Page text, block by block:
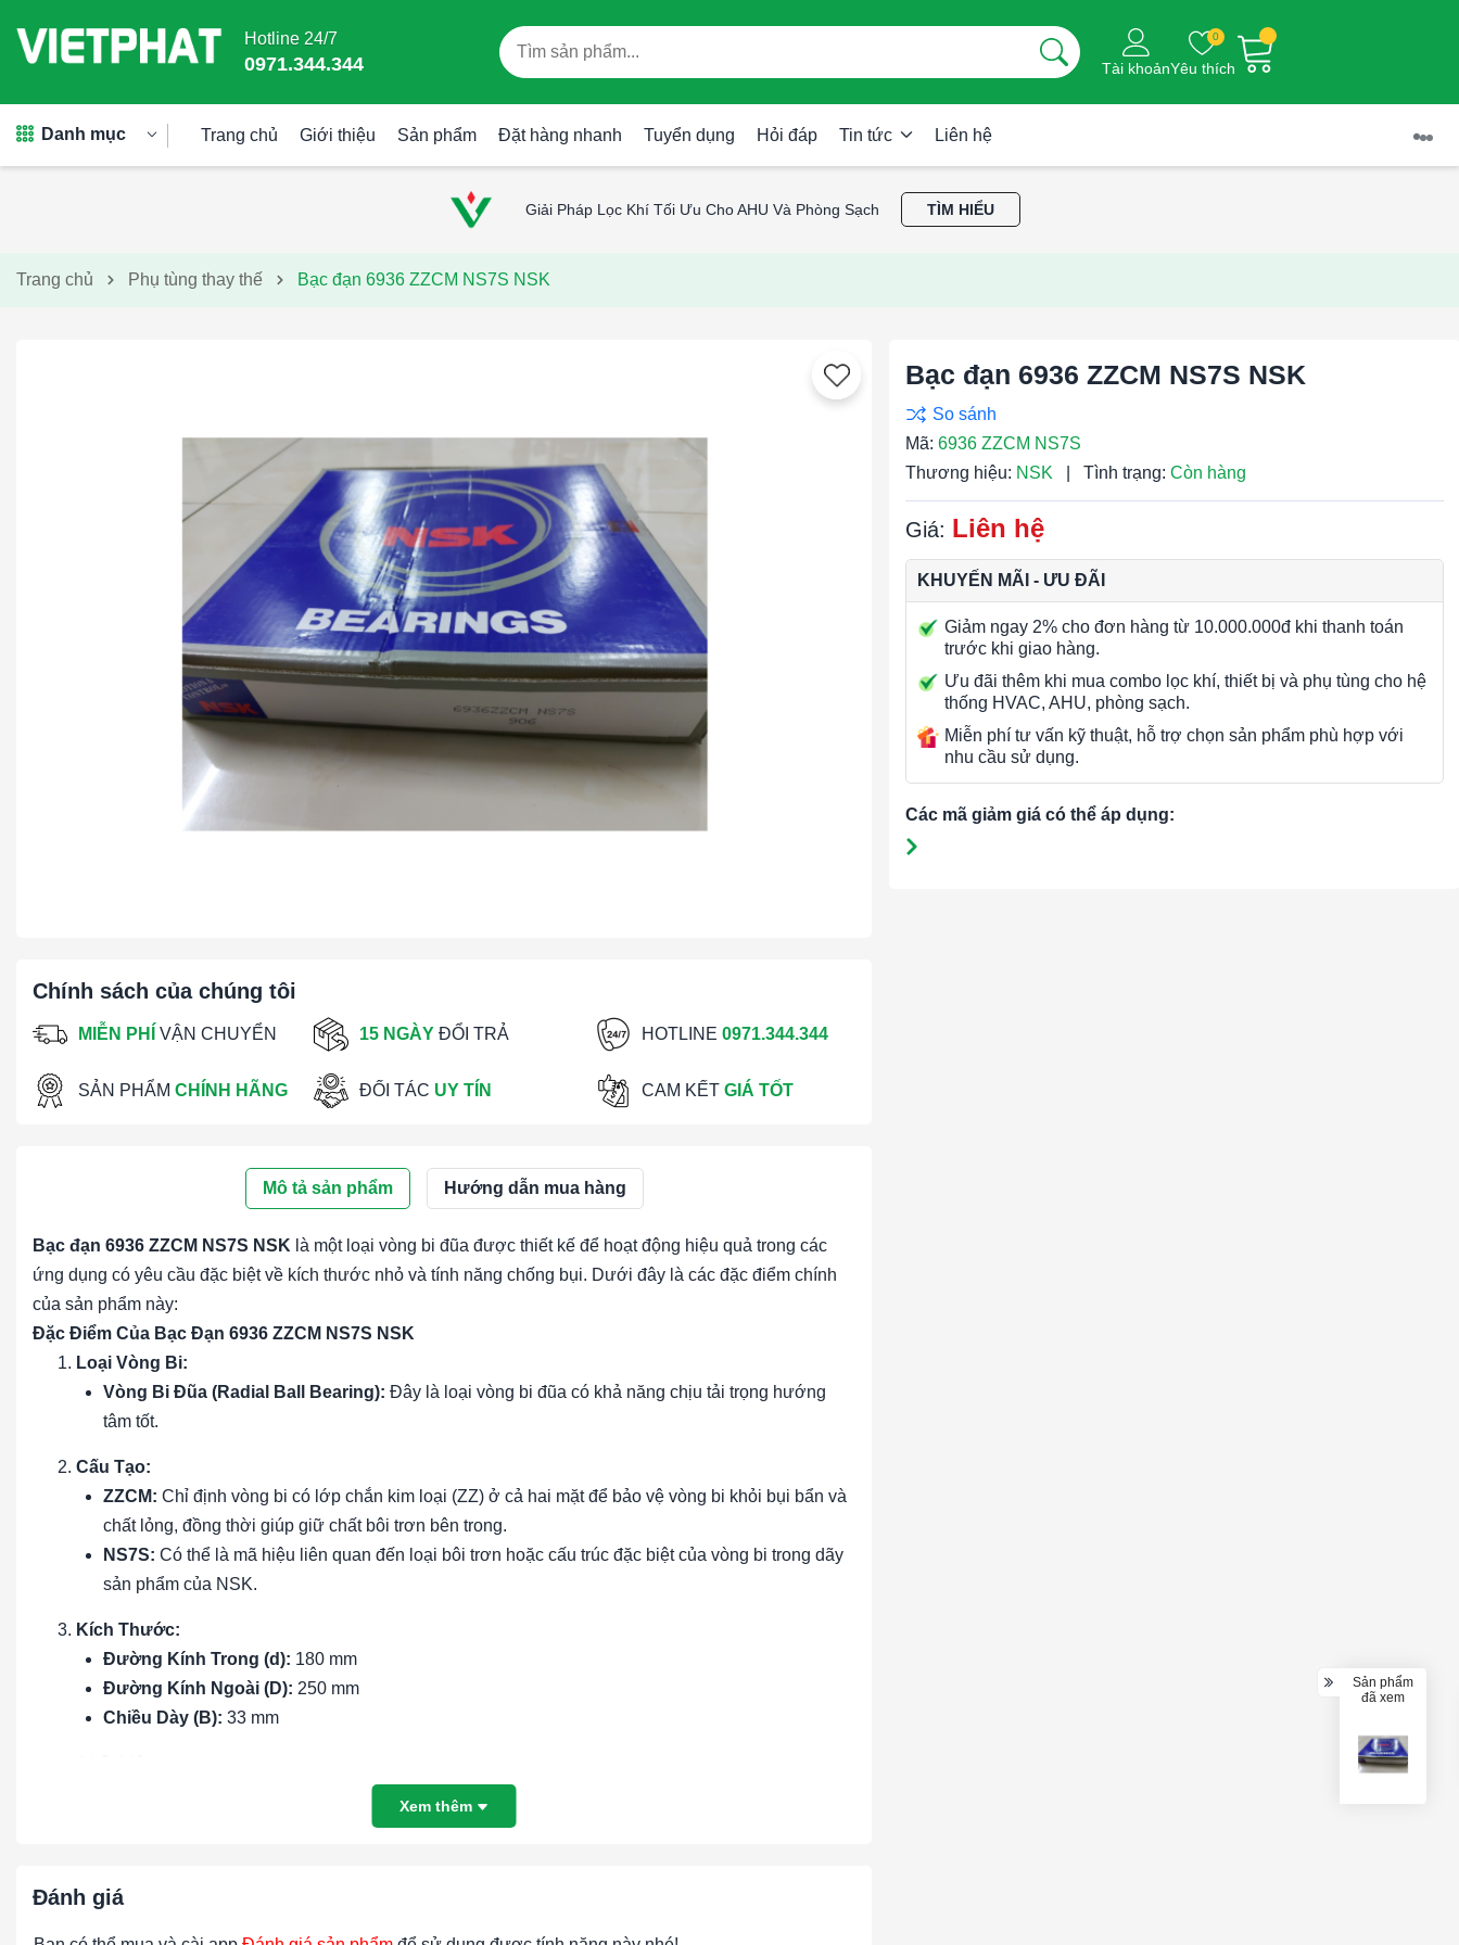
Hotline 24/7
0971.344.344 Tài khoản
0
Yêu thích
Danh mục Trang chủ Giới thiệu Sản phẩm Đặt hàng nhanh Tuyển dụng Hỏi đáp Tin tức Liên hệ
Giải Pháp Lọc Khí Tối Ưu Cho AHU Và Phòng Sạch TÌM HIỂU
Trang chủ Phụ tùng thay thế Bạc đạn 6936 ZZCM NS7S NSK
Chính sách của chúng tôi
MIỄN PHÍ VẬN CHUYỂN 15 NGÀY ĐỔI TRẢ HOTLINE 0971.344.344
SẢN PHẨM CHÍNH HÃNG ĐỐI TÁC UY TÍN CAM KẾT GIÁ TỐT
Mô tả sản phẩm Hướng dẫn mua hàng
Bạc đạn 6936 ZZCM NS7S NSK là một loại vòng bi đũa được thiết kế để hoạt động hiệu quả trong các
ứng dụng có yêu cầu đặc biệt về kích thước nhỏ và tính năng chống bụi. Dưới đây là các đặc điểm chính
của sản phẩm này:
Đặc Điểm Của Bạc Đạn 6936 ZZCM NS7S NSK
Loại Vòng Bi:
Vòng Bi Đũa (Radial Ball Bearing): Đây là loại vòng bi đũa có khả năng chịu tải trọng hướng
tâm tốt.
Cấu Tạo:
ZZCM: Chỉ định vòng bi có lớp chắn kim loại (ZZ) ở cả hai mặt để bảo vệ vòng bi khỏi bụi bẩn và
chất lỏng, đồng thời giúp giữ chất bôi trơn bên trong.
NS7S: Có thể là mã hiệu liên quan đến loại bôi trơn hoặc cấu trúc đặc biệt của vòng bi trong dãy
sản phẩm của NSK.
Kích Thước:
Đường Kính Trong (d): 180 mm
Đường Kính Ngoài (D): 250 mm
Chiều Dày (B): 33 mm
Vòng bi thường được làm từ thép hợp kim chất lượng cao, cung cấp độ bền và khả
Tải Trọng:
Xem thêm
Đánh giá
Bạc đạn 6936 ZZCM NS7S NSK
Mã:6936 ZZCM NS7S
Thương hiệu: NSK Tình trạng: Còn hàng
Giá: Liên hệ
KHUYẾN MÃI - ƯU ĐÃI
Giảm ngay 2% cho đơn hàng từ 10.000.000đ khi thanh toán
trước khi giao hàng.
Ưu đãi thêm khi mua combo lọc khí, thiết bị và phụ tùng cho hệ
thống HVAC, AHU, phòng sạch.
Miễn phí tư vấn kỹ thuật, hỗ trợ chọn sản phẩm phù hợp với
nhu cầu sử dụng.
Các mã giảm giá có thể áp dụng:
Sản phẩm
đã xem